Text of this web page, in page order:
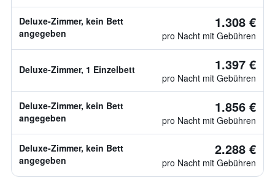
Deluxe-Zimmer, kein Bett
angegeben
1.308 €
pro Nacht mit Gebühren
Deluxe-Zimmer, 1 Einzelbett 1.397 €
pro Nacht mit Gebühren
Deluxe-Zimmer, kein Bett
angegeben
1.856 €
pro Nacht mit Gebühren
Deluxe-Zimmer, kein Bett
angegeben
2.288 €
pro Nacht mit Gebühren